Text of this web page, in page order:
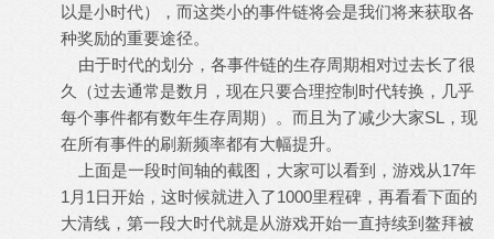
以是小时代），而这类小的事件链将会是我们将来获取各
种奖励的重要途径。
由于时代的划分，各事件链的生存周期相对过去长了很
久（过去通常是数月，现在只要合理控制时代转换，几乎
每个事件都有数年生存周期）。而且为了减少大家SL，现
在所有事件的刷新频率都有大幅提升。
上面是一段时间轴的截图，大家可以看到，游戏从17年
1月1日开始，这时候就进入了1000里程碑，再看看下面的
大清线，第一段大时代就是从游戏开始一直持续到鳌拜被